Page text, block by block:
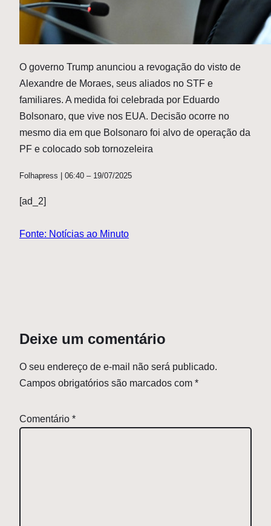
O governo Trump anunciou a revogação do visto de
Alexandre de Moraes, seus aliados no STF e
familiares. A medida foi celebrada por Eduardo
Bolsonaro, que vive nos EUA. Decisão ocorre no
mesmo dia em que Bolsonaro foi alvo de operação da
PF e colocado sob tornozeleira
Folhapress | 06:40 – 19/07/2025
[ad_2]
Fonte: Notícias ao Minuto
Deixe um comentário
O seu endereço de e-mail não será publicado.
Campos obrigatórios são marcados com *
Comentário *